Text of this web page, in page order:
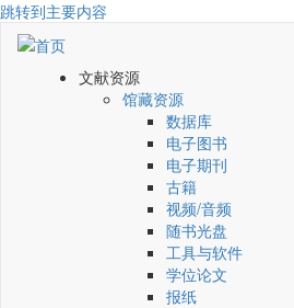
跳转到主要内容
文献资源
馆藏资源
数据库
电子图书
电子期刊
古籍
视频/音频
随书光盘
工具与软件
学位论文
报纸